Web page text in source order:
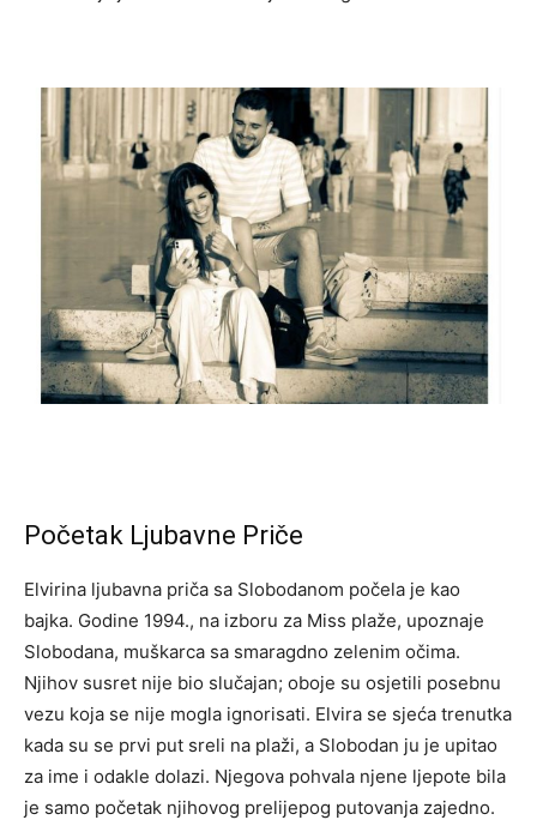
Početak Ljubavne Priče
Elvirina ljubavna priča sa Slobodanom počela je kao
bajka. Godine 1994., na izboru za Miss plaže, upoznaje
Slobodana, muškarca sa smaragdno zelenim očima.
Njihov susret nije bio slučajan; oboje su osjetili posebnu
vezu koja se nije mogla ignorisati. Elvira se sjeća trenutka
kada su se prvi put sreli na plaži, a Slobodan ju je upitao
za ime i odakle dolazi. Njegova pohvala njene ljepote bila
je samo početak njihovog prelijepog putovanja zajedno.